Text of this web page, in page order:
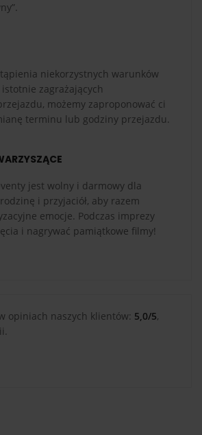
niekorzystnych warunków
zagrażających
możemy zaproponować ci
terminu lub godziny przejazdu.
jest wolny i darmowy dla
i przyjaciół, aby razem
emocje. Podczas imprezy
i nagrywać pamiątkowe filmy!
opiniach naszych klientów: 5,0/5,